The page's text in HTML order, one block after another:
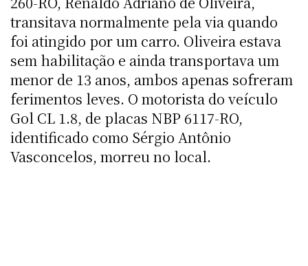
transitava normalmente pela via quando
foi atingido por um carro. Oliveira estava
sem habilitação e ainda transportava um
menor de 13 anos, ambos apenas sofreram
ferimentos leves. O motorista do veículo
Gol CL 1.8, de placas NBP 6117-RO,
identificado como Sérgio Antônio
Vasconcelos, morreu no local.